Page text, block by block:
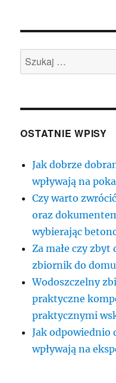
–
na
dobry
zawód
Szukaj:
OSTATNIE WPISY
Jak dobrze
wpływają na
Czy warto
oraz
wybierając
Za małe czy zbyt
zbiornik do
Wodoszczelny
praktyczne
praktycznymi
Jak odpowiednio
wpływają na